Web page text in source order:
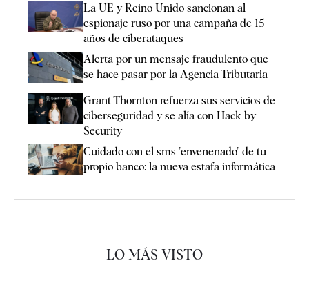
La UE y Reino Unido sancionan al
espionaje ruso por una campaña de 15
años de ciberataques
Alerta por un mensaje fraudulento que
se hace pasar por la Agencia Tributaria
Grant Thornton refuerza sus servicios de
ciberseguridad y se alía con Hack by
Security
Cuidado con el sms "envenenado" de tu
propio banco: la nueva estafa informática
LO MÁS VISTO